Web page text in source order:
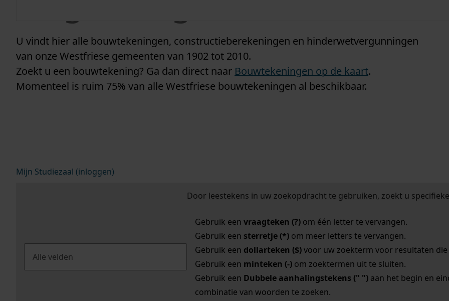
U vindt hier alle bouwtekeningen, constructieberekeningen en hinderwetvergunningen
van onze Westfriese gemeenten van 1902 tot 2010.
Zoekt u een bouwtekening? Ga dan direct naar Bouwtekeningen op de kaart.
Momenteel is ruim 75% van alle Westfriese bouwtekeningen al beschikbaar.
Mijn Studiezaal (inloggen)
Door leestekens in uw zoekopdracht te gebruiken, zoekt u
Gebruik een vraagteken (?)om één letter te vervangen.
Gebruik een sterretje (*)om meer letters te vervangen.
Gebruik een dollarteken ($)voor uw zoekterm voor resultaten die
Gebruik een minteken (-)om zoektermen uit te sluiten.
Gebruik een Dubbele aanhalingstekens (" ")aan het begin en
combinatie van woorden te zoeken.